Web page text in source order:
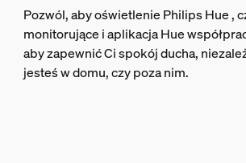
Pozwól, aby oświetlenie Philips Hue ,
monitorujące i aplikacja Hue
aby zapewnić Ci spokój ducha,
jesteś w domu, czy poza nim.